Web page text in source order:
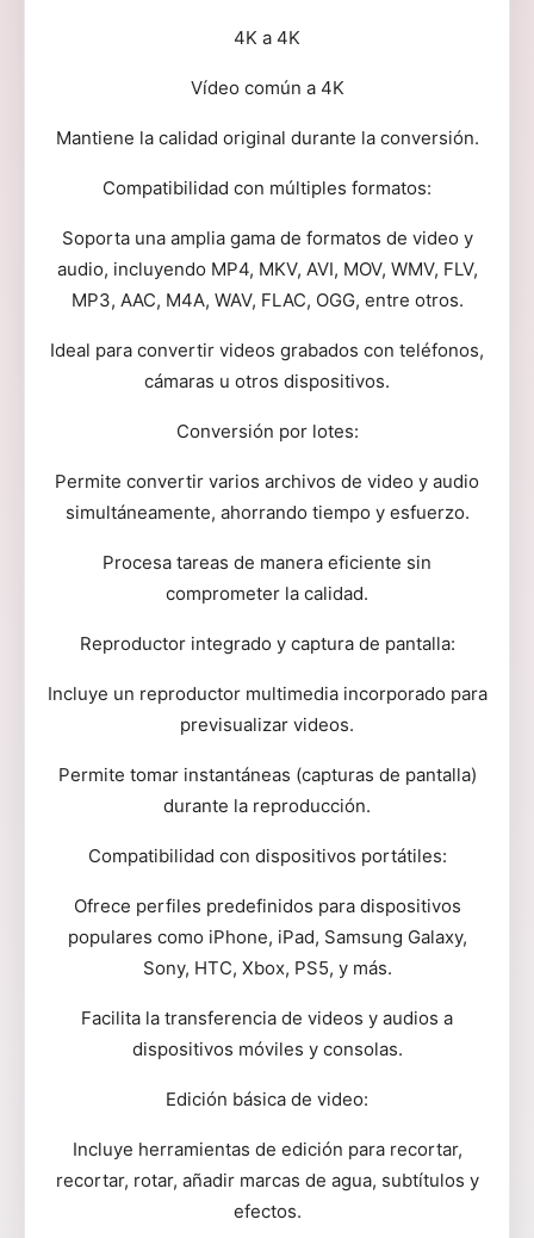
4K a 4K
Vídeo común a 4K
Mantiene la calidad original durante la conversión.
Compatibilidad con múltiples formatos:
Soporta una amplia gama de formatos de video y
audio, incluyendo MP4, MKV, AVI, MOV, WMV, FLV,
MP3, AAC, M4A, WAV, FLAC, OGG, entre otros.
Ideal para convertir videos grabados con teléfonos,
cámaras u otros dispositivos.
Conversión por lotes:
Permite convertir varios archivos de video y audio
simultáneamente, ahorrando tiempo y esfuerzo.
Procesa tareas de manera eficiente sin
comprometer la calidad.
Reproductor integrado y captura de pantalla:
Incluye un reproductor multimedia incorporado para
previsualizar videos.
Permite tomar instantáneas (capturas de pantalla)
durante la reproducción.
Compatibilidad con dispositivos portátiles:
Ofrece perfiles predefinidos para dispositivos
populares como iPhone, iPad, Samsung Galaxy,
Sony, HTC, Xbox, PS5, y más.
Facilita la transferencia de videos y audios a
dispositivos móviles y consolas.
Edición básica de video:
Incluye herramientas de edición para recortar,
recortar, rotar, añadir marcas de agua, subtítulos y
efectos.